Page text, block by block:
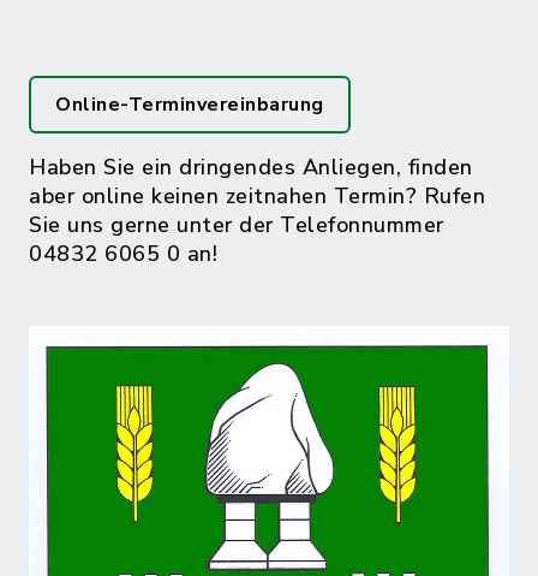
Online-Terminvereinbarung
Haben Sie ein dringendes Anliegen, finden
aber online keinen zeitnahen Termin? Rufen
Sie uns gerne unter der Telefonnummer
04832 6065 0 an!